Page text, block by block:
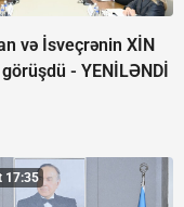
və İsveçrənin XİN
görüşdü -YENİLƏNDİ
17:35